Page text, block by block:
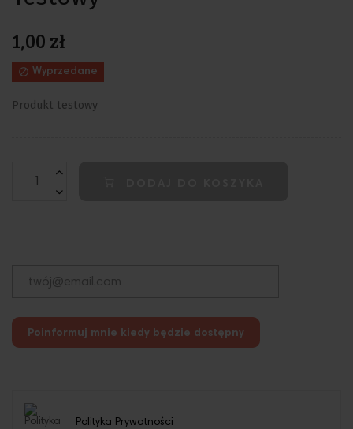
1,00 zł
 Wyprzedane
Produkt testowy
Poinformuj mnie kiedy będzie dostępny
Polityka Prywatności